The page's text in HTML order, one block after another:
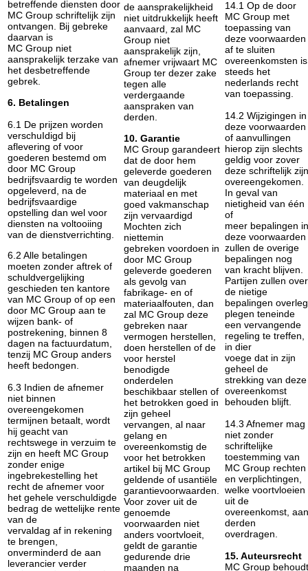
betreffende diensten door
MC Group schriftelijk zijn
ontvangen. Bij gebreke
daarvan is
MC Group niet
aansprakelijk terzake van
het desbetreffende
gebrek.
6. Betalingen
6.1 De prijzen worden
verschuIdigd bij
aflevering of voor
goederen bestemd om
door MC Group
bedrijfsvaardig te worden
opgeleverd, na de
bedrijfsvaardige
opstelling dan wel voor
diensten na voltooiing
van de dienstverrichting.
6.2 Alle betalingen
moeten zonder aftrek of
schuldvergelijking
geschieden ten kantore
van MC Group of op een
door MC Group aan te
wijzen bank- of
postrekening, binnen 8
dagen na factuurdatum,
tenzij MC Group anders
heeft bedongen.
6.3 Indien de afnemer
niet binnen
overeengekomen
termijnen betaalt, wordt
hij geacht van
rechtswege in verzuim te
zijn en heeft MC Group
zonder enige
ingebrekestelling het
recht de afnemer voor
het gehele verschuldigde
bedrag de wettelijke rente
van de
vervaldag af in rekening
te brengen,
onverminderd de aan
leverancier verder
de aansprakelijkheid
niet uitdrukkelijk heeft
aanvaard, zal MC
Group niet
aansprakelijk zijn,
afnemer vrijwaart MC
Group ter dezer zake
tegen alle
verdergaande
aanspraken van
derden.
10. Garantie
MC Group garandeert
dat de door hem
geleverde goederen
van deugdelijk
materiaal en met
goed vakmanschap
zijn vervaardigd
Mochten zich
niettemin
gebreken voordoen in
door MC Group
geleverde goederen
als gevolg van
fabrikage- en of
materiaalfouten, dan
zal MC Group deze
gebreken naar
vermogen herstellen,
doen herstellen of de
voor herstel
benodigde
onderdelen
beschikbaar stellen of
het betrokken goed in
zijn geheel
vervangen, al naar
gelang en
overeenkomstig de
voor het betrokken
artikel bij MC Group
geldende of usantiële
garantievoorwaarden.
Voor zover uit de
genoemde
voorwaarden niet
anders voortvloeit,
geldt de garantie
gedurende drie
maanden na
14.1 Op de door
MC Group met
toepassing van
deze voorwaarden
af te sluiten
overeenkomsten is
steeds het
nederlands recht
van toepassing.
14.2 Wijzigingen in
deze voorwaarden
of aanvullingen
hierop zijn slechts
geldig voor zover
deze schriftelijk zijn
overeengekomen.
In geval van
nietigheid van één
of
meer bepalingen in
deze voorwaarden
zullen de overige
bepalingen nog
van kracht blijven.
Partijen zullen over
de nietige
bepalingen overleg
plegen teneinde
een vervangende
regeling te treffen,
in dier
voege dat in zijn
geheel de
strekking van deze
overeenkomst
behouden blijft.
14.3 Afnemer mag
niet zonder
schriftelijke
toestemming van
MC Group rechten
en verplichtingen,
welke voortvloeien
uit de
overeenkomst, aan
derden
overdragen.
15. Auteursrecht
MC Group behoudt